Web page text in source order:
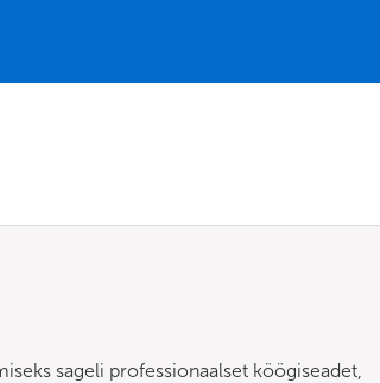
sageli professionaalset köögiseadet,